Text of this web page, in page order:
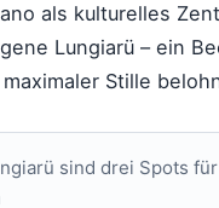
als kulturelles
Lungiarü – ein
Stille
sind drei Spots